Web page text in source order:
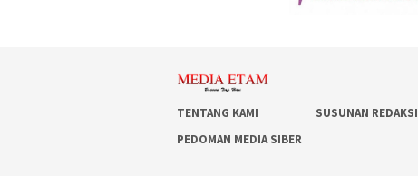
TENTANG KAMI SUSUNAN REDAKSI
PEDOMAN MEDIA SIBER